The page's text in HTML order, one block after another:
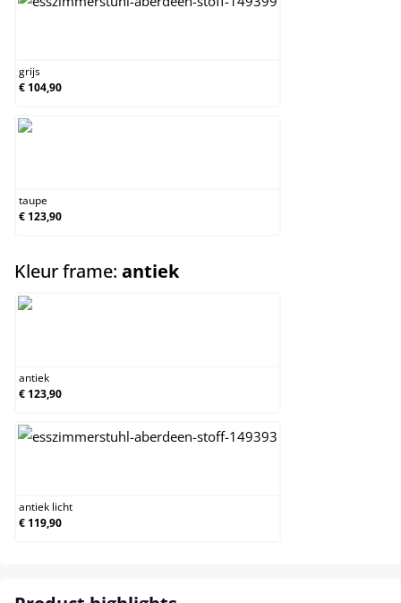
grijs
€ 104,90
taupe
€ 123,90
Kleur frame: antiekselect
antiek
€ 123,90
antiek licht
€ 119,90